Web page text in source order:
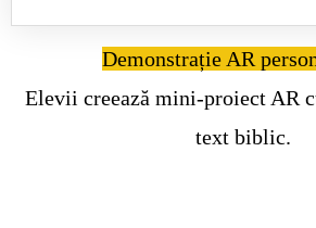
Demonstrație AR
Elevii creează mini-proiect AR
text biblic.